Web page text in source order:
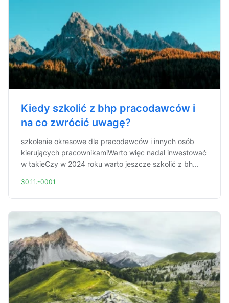
Kiedy szkolić z bhp pracodawców i
na co zwrócić uwagę?
szkolenie okresowe dla pracodawców i innych osób
kierujących pracownikamiWarto więc nadal inwestować
w takieCzy w 2024 roku warto jeszcze szkolić z bh...
30.11.-0001